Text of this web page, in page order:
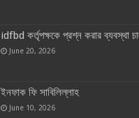
idfbd কর্তৃপক্ষকে প্রশ্ন করার ব্যবস্থা
June 20, 2026
ইনফাক ফি সাবিলিল্লাহ
June 10, 2026